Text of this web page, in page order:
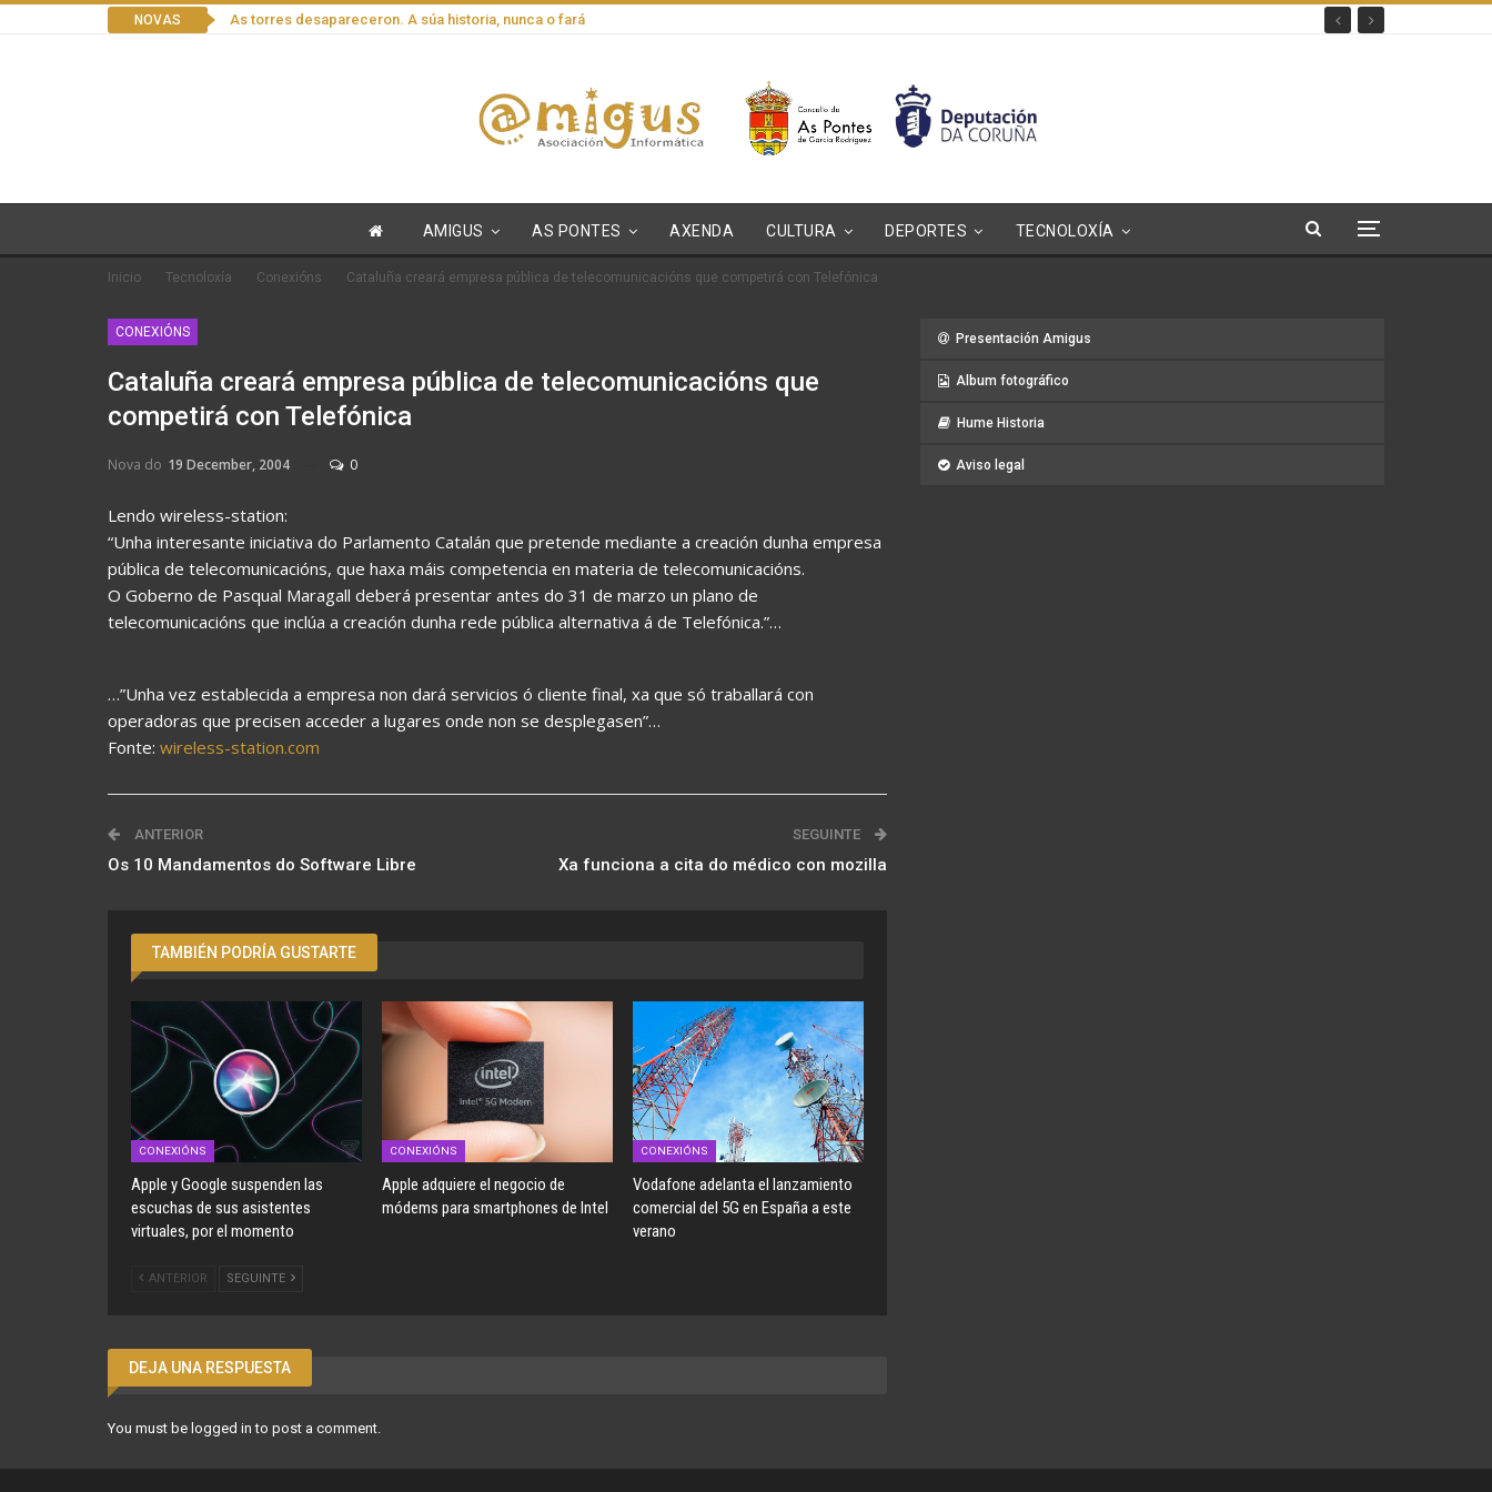
NOVAS As torres desapareceron. A súa historia, nunca o fará
AMIGUS AS PONTES AXENDA CULTURA DEPORTES TECNOLOXÍA
Inicio Tecnoloxía Conexións Cataluña creará empresa pública de telecomunicacións que competirá con Telefónica
CONEXIÓNS
Cataluña creará empresa pública de telecomunicacións que
competirá con Telefónica
Nova do 19 December, 2004 0
Lendo wireless-station:
“Unha interesante iniciativa do Parlamento Catalán que pretende mediante a creación dunha empresa
pública de telecomunicacións, que haxa máis competencia en materia de telecomunicacións.
O Goberno de Pasqual Maragall deberá presentar antes do 31 de marzo un plano de
telecomunicacións que inclúa a creación dunha rede pública alternativa á de Telefónica.”…
…”Unha vez establecida a empresa non dará servicios ó cliente final, xa que só traballará con
operadoras que precisen acceder a lugares onde non se desplegasen”…
Fonte: wireless-station.com
ANTERIOR
Os 10 Mandamentos do Software Libre
SEGUINTE
Xa funciona a cita do médico con mozilla
TAMBIÉN PODRÍA GUSTARTE
CONEXIÓNS
Apple y Google suspenden las
escuchas de sus asistentes
virtuales, por el momento
CONEXIÓNS
Apple adquiere el negocio de
módems para smartphones de Intel
CONEXIÓNS
Vodafone adelanta el lanzamiento
comercial del 5G en España a este
verano
ANTERIOR SEGUINTE
DEJA UNA RESPUESTA
You must be logged in to post a comment.
Presentación Amigus
Album fotográfico
Hume Historia
Aviso legal